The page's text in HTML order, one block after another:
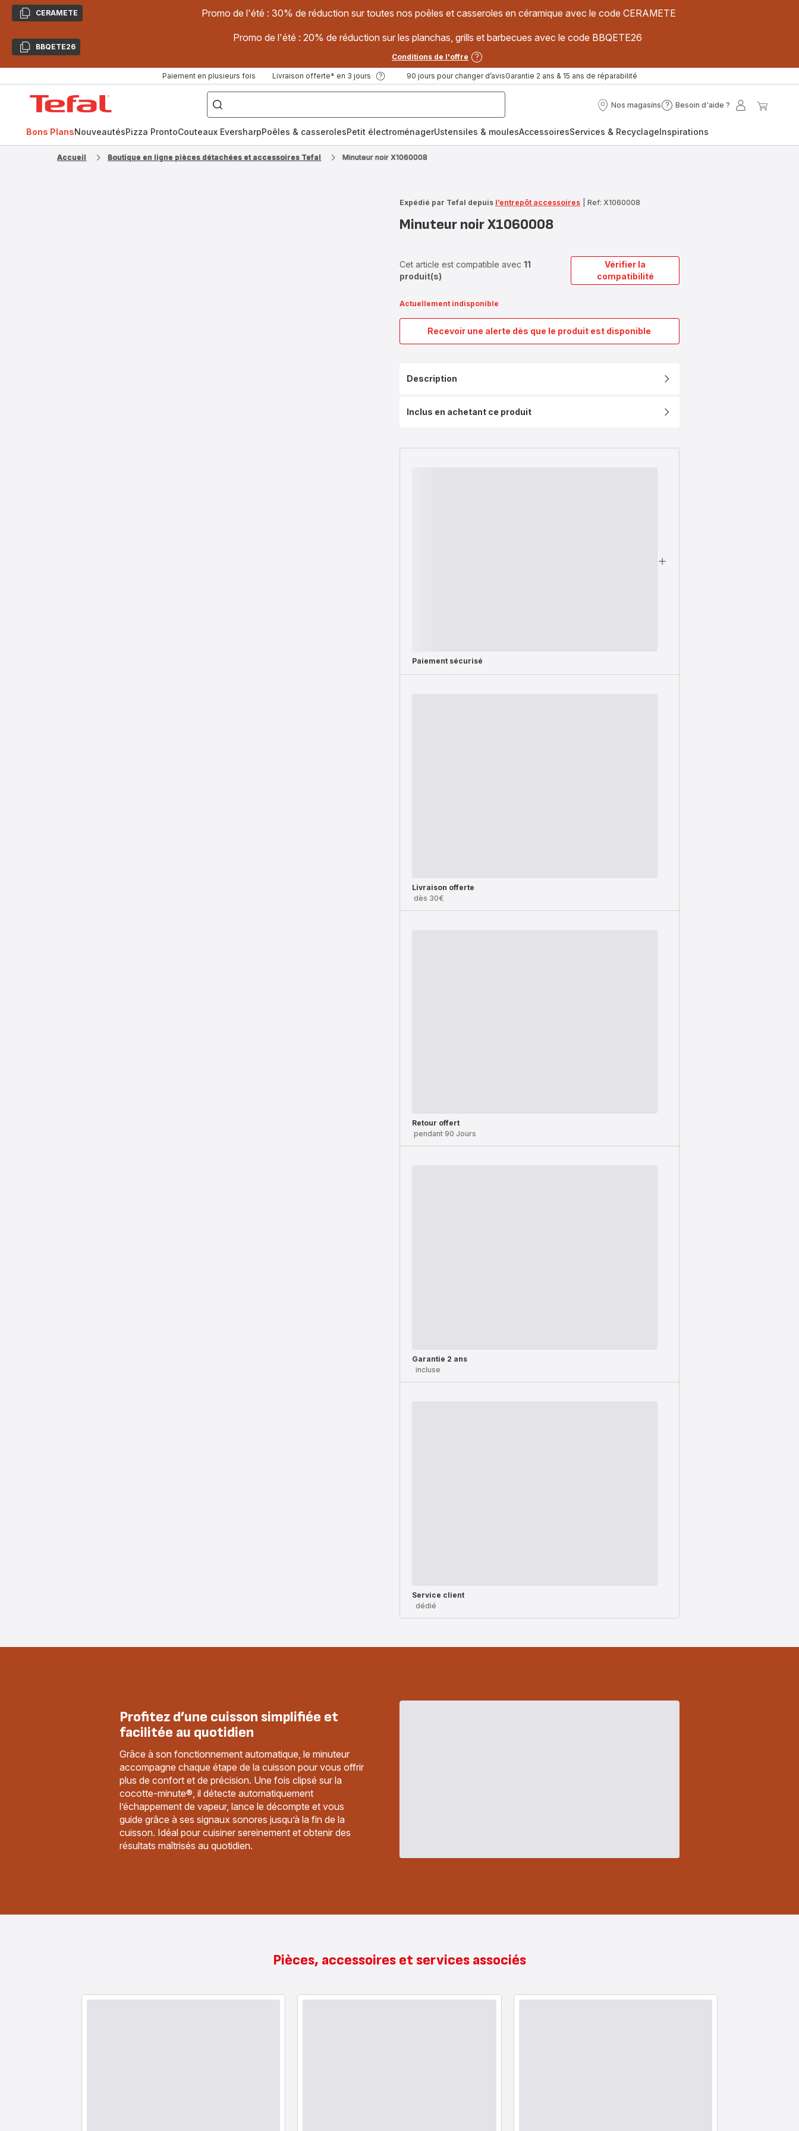
CopierCERAMETE Promo de l'été : 30% de réduction sur toutes nos poêles et casseroles en céramique avec le code CERAMETE
CopierBBQETE26
Promo de l'été : 20% de réduction sur les planchas, grills et barbecues avec le code BBQETE26
Conditions de l'offre
Paiement en plusieurs fois Livraison offerte* en 3 jours 90 jours pour changer d’avisGarantie 2 ans & 15 ans de réparabilité
["Poêles
inox,
Cake
Factory,
Nos magasins
Nos
Besoin d'aide ?
Besoin
?
Mon
Bons PlansNouveautésPizza ProntoCouteaux EversharpPoêles & casserolesPetit électroménagerUstensiles & moulesAccessoiresServices & RecyclageInspirations
Accueil Boutique en ligne pièces détachées et accessoires Tefal Minuteur noir X1060008
Expédié par Tefal depuis l’entrepôt accessoires Ref: X1060008
Minuteur noir X1060008
Cet article est compatible avec 11
produit(s)
Vérifier la
compatibilité
Actuellement indisponible
Recevoir une alerte dès que le produit est disponible
Minuteur
Description
Inclus en achetant ce produit
Paiement sécurisé
Livraison offerte
dès 30€
Retour offert
pendant 90 Jours
Garantie 2 ans
incluse
Service client
dédié
Profitez d’une cuisson simplifiée et
facilitée au quotidien
Grâce à son fonctionnement automatique, le minuteur
accompagne chaque étape de la cuisson pour vous offrir
plus de confort et de précision. Une fois clipsé sur la
cocotte-minute®, il détecte automatiquement
l’échappement de vapeur, lance le décompte et vous
guide grâce à ses signaux sonores jusqu’à la fin de la
cuisson. Idéal pour cuisiner sereinement et obtenir des
résultats maîtrisés au quotidien.
Pièces, accessoires et services associés